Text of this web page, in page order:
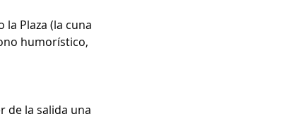
Plaza (la cuna
humorístico,
de la salida una